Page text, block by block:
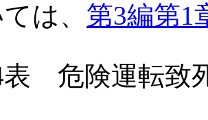
は、 第3編第1
表 危険運転致